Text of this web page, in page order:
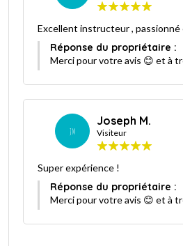
Excellent instructeur ,
Réponse du propriétaire :
Merci pour votre avis 😊 et
JM
Joseph M.
Visiteur
Super expérience !
Réponse du propriétaire :
Merci pour votre avis 😊 et